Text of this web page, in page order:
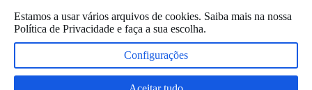
Estamos a usar vários arquivos de cookies. Saiba mais na nossa
Política de Privacidade e faça a sua escolha.
Configurações